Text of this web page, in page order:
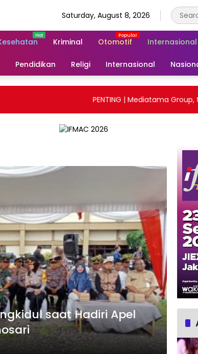
Saturday, August 8, 2026
Kriminal Otomotif Internasional
Pendidikan Religi Internasional
PENTING | Mediatama Group,
saat Hadiri Apel